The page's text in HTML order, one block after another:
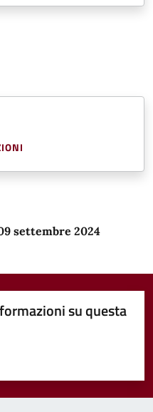
settembre 2024
su questa
5